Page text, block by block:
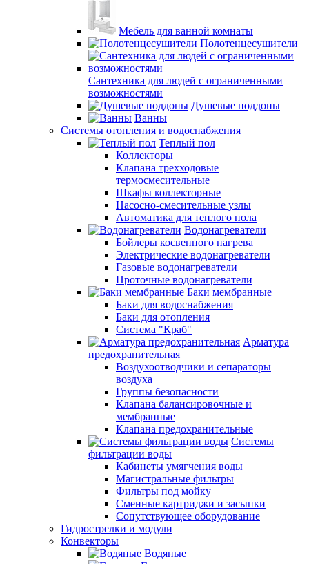
Мебель для ванной комнаты
Полотенцесушители
Сантехника для людей с ограниченными
возможностями
Душевые поддоны
Ванны
Системы отопления и водоснабжения
Теплый пол
Коллекторы
Клапана трехходовые
термосмесительные
Шкафы коллекторные
Насосно-смесительные узлы
Автоматика для теплого пола
Водонагреватели
Бойлеры косвенного нагрева
Электрические водонагреватели
Газовые водонагреватели
Проточные водонагреватели
Баки мембранные
Баки для водоснабжения
Баки для отопления
Система "Краб"
Арматура
предохранительная
Воздухоотводчики и сепараторы
воздуха
Группы безопасности
Клапана балансировочные и
мембранные
Клапана предохранительные
Системы
фильтрации воды
Кабинеты умягчения воды
Магистральные фильтры
Фильтры под мойку
Сменные картриджи и засыпки
Сопутствующее оборудование
Гидрострелки и модули
Конвекторы
Водяные